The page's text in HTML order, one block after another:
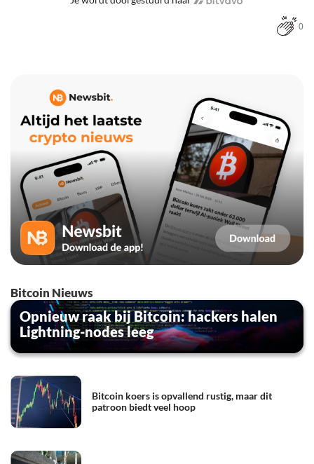
0
Bitcoin Nieuws
Opnieuw raak bij Bitcoin: hackers halen
Lightning-nodes leeg
Bitcoin koers is opvallend rustig, maar dit
patroon biedt veel hoop